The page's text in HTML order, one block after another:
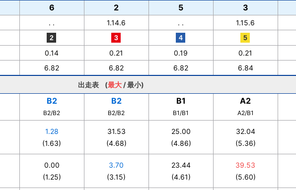
6 2 5 3
. . 1.14.6 . . 1.15.6
0.14 0.21 0.19 0.21
6.82
6.82 6.82 6.84
出走表 (最大 /最小)
B2
B2/B2
B2
B2/B2
B1
B1/B1
A2
A2/B1
1.28
(1.63)
31.53
(4.68)
25.00
(4.86)
32.04
(5.36)
0.00
(1.25)
3.70
(3.15)
23.44
(4.61)
39.53
(5.60)